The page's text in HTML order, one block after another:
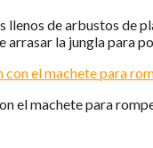
llenos de arbustos de
arrasar la jungla para
el machete para